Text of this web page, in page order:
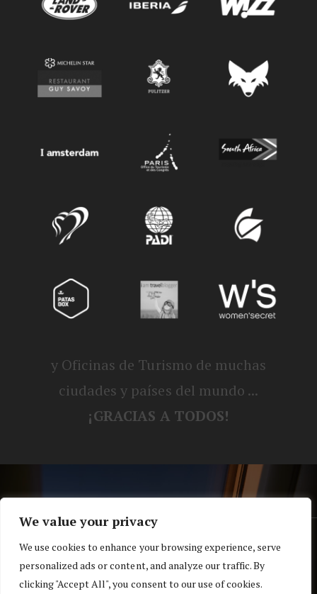
We value your privacy
We use cookies to enhance your browsing experience, serve
personalized ads or content, and analyze our traffic. By
clicking "Accept All", you consent to our use of cookies.
y Oficinas de Turismo de muchas
ciudades y países del mundo ...
¡GRACIAS A TODOS!
® Blog personal de Alex, Nerea, Turbo y
Koko |Política de privacidad y cookies